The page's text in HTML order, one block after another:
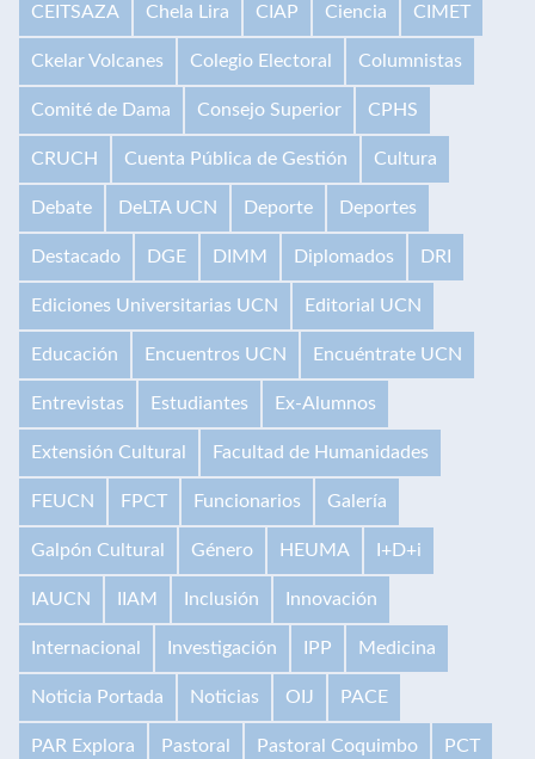
CEITSAZA Chela Lira CIAP Ciencia CIMET
Ckelar Volcanes Colegio Electoral Columnistas
Comité de Dama Consejo Superior CPHS
CRUCH Cuenta Pública de Gestión Cultura
Debate DeLTA UCN Deporte Deportes
Destacado DGE DIMM Diplomados DRI
Ediciones Universitarias UCN Editorial UCN
Educación Encuentros UCN Encuéntrate UCN
Entrevistas Estudiantes Ex-Alumnos
Extensión Cultural Facultad de Humanidades
FEUCN FPCT Funcionarios Galería
Galpón Cultural Género HEUMA I+D+i
IAUCN IIAM Inclusión Innovación
Internacional Investigación IPP Medicina
Noticia Portada Noticias OIJ PACE
PAR Explora Pastoral Pastoral Coquimbo PCT